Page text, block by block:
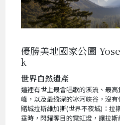
優勝美地國家公園
k
世界自然遺產
這裡有世上最會唱歌的溪流、最
峰，以及最縱深的冰河峽谷，沒
賭城拉斯維加斯(世界不夜城)：拉
垂時，閃耀奪目的霓虹燈，讓拉